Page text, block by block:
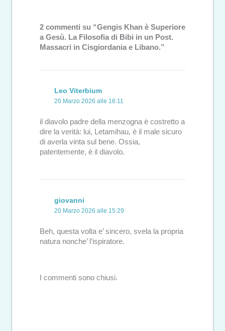
2 commenti su “Gengis Khan è Superiore
a Gesù. La Filosofia di Bibi in un Post.
Massacri in Cisgiordania e Libano.”
Leo Viterbium
20 Marzo 2026 alle 16:11
il diavolo padre della menzogna è costretto a
dire la verità: lui, Letamihau, è il male sicuro
di averla vinta sul bene. Ossia,
patentemente, è il diavolo.
giovanni
20 Marzo 2026 alle 15:29
Beh, questa volta e’ sincero, svela la propria
natura nonche’ l’ispiratore.
I commenti sono chiusi.